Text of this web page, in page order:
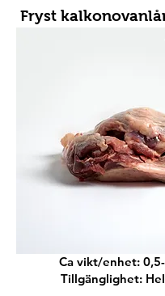
Fryst
Ca vikt/enhet:
Tillgänglighet: